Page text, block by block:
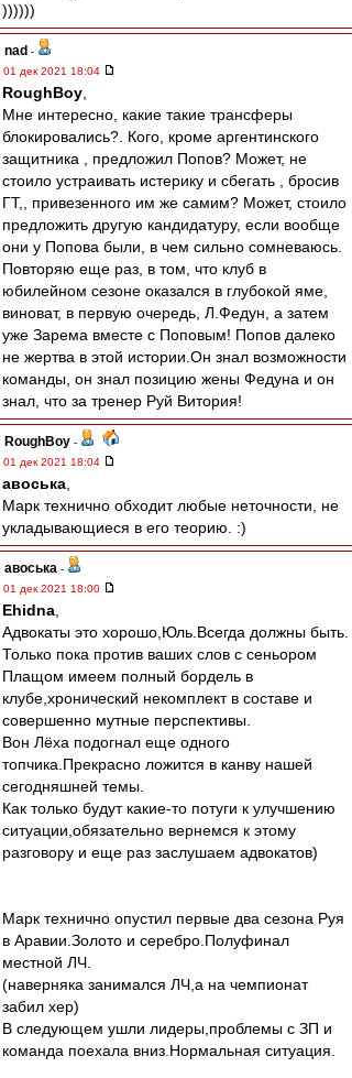
))))))
nad -
01 дек 2021 18:04
RoughBoy
Мне интересно, какие такие трансферы
блокировались?. Кого, кроме аргентинского
защитника , предложил Попов? Может, не
стоило устраивать истерику и сбегать , бросив
ГТ,, привезенного им же самим? Может, стоило
предложить другую кандидатуру, если вообще
они у Попова были, в чем сильно сомневаюсь.
Повторяю еще раз, в том, что клуб в
юбилейном сезоне оказался в глубокой яме,
виноват, в первую очередь, Л.Федун, а затем
уже Зарема вместе с Поповым! Попов далеко
не жертва в этой истории.Он знал возможности
команды, он знал позицию жены Федуна и он
знал, что за тренер Руй Витория!
RoughBoy -
01 дек 2021 18:04
авоська
Марк технично обходит любые неточности, не
укладывающиеся в его теорию. :)
авоська -
01 дек 2021 18:00
Ehidna
Адвокаты это хорошо,Юль.Всегда должны быть.
Только пока против ваших слов с сеньором
Плащом имеем полный бордель в
клубе,хронический некомплект в составе и
совершенно мутные перспективы.
Вон Лёха подогнал еще одного
топчика.Прекрасно ложится в канву нашей
сегодняшней темы.
Как только будут какие-то потуги к улучшению
ситуации,обязательно вернемся к этому
разговору и еще раз заслушаем адвокатов)
Марк технично опустил первые два сезона Руя
в Аравии.Золото и серебро.Полуфинал
местной ЛЧ.
(наверняка занимался ЛЧ,а на чемпионат
забил хер)
В следующем ушли лидеры,проблемы с ЗП и
команда поехала вниз.Нормальная ситуация.